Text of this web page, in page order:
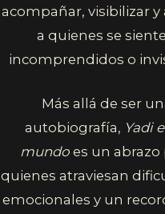
acompañar, visibilizar y
a quienes se
incomprendidos o
Más allá de ser
autobiografía, Yadi
mundoes un abrazo
quienes atraviesan
emocionales y un